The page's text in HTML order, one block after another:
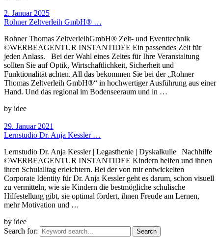
2. Januar 2025
Rohner Zeltverleih GmbH® …
Rohner Thomas ZeltverleihGmbH® Zelt- und Eventtechnik
©WERBEAGENTUR INSTANTIDEE Ein passendes Zelt für
jeden Anlass. Bei der Wahl eines Zeltes für Ihre Veranstaltung
sollten Sie auf Optik, Wirtschaftlichkeit, Sicherheit und
Funktionalität achten. All das bekommen Sie bei der „Rohner
Thomas Zeltverleih GmbH®“ in hochwertiger Ausführung aus einer
Hand. Und das regional im Bodenseeraum und in …
by idee
29. Januar 2021
Lernstudio Dr. Anja Kessler …
Lernstudio Dr. Anja Kessler | Legasthenie | Dyskalkulie | Nachhilfe
©WERBEAGENTUR INSTANTIDEE Kindern helfen und ihnen
ihren Schulalltag erleichtern. Bei der von mir entwickelten
Corporate Identity für Dr. Anja Kessler geht es darum, schon visuell
zu vermitteln, wie sie Kindern die bestmögliche schulische
Hilfestellung gibt, sie optimal fördert, ihnen Freude am Lernen,
mehr Motivation und …
by idee
Search for: